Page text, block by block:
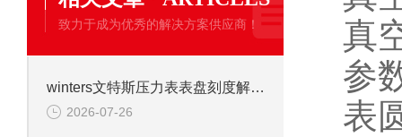
真
参
表
致力于成为优秀的解决方案供应商！
winters文特斯压力表表盘刻度解读及现场安装注意事项
2026-07-26